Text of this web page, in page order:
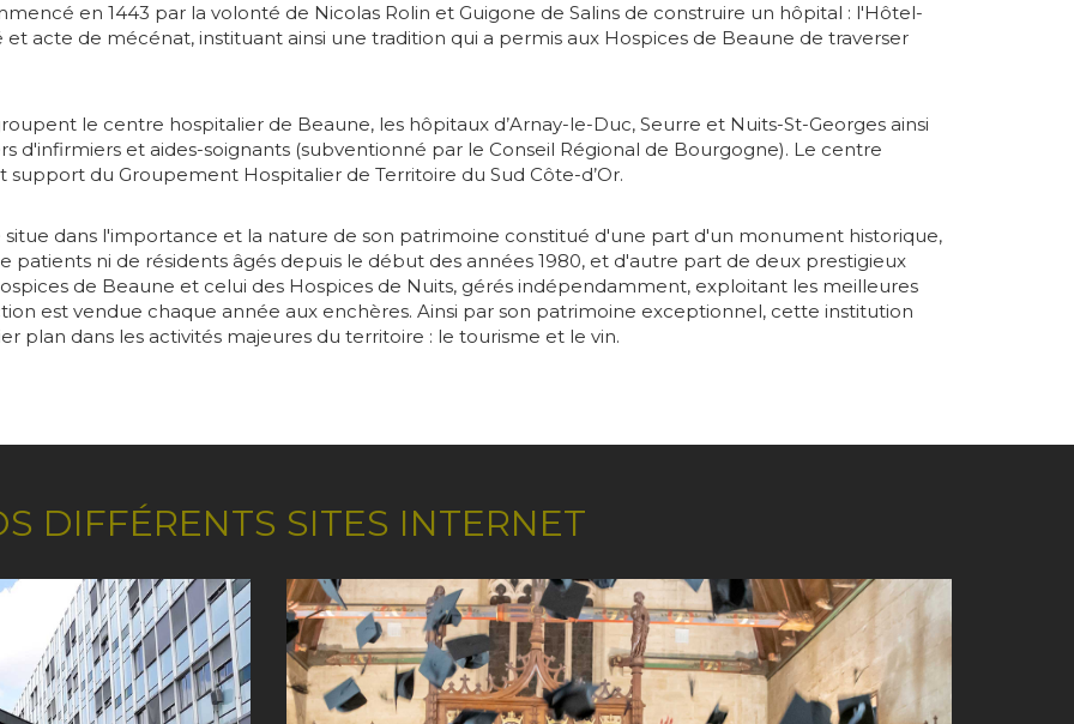
en 1443 par la volonté de Nicolas Rolin et Guigone de Salins de construire un hôpital : l'Hôtel-
acte de mécénat, instituant ainsi une tradition qui a permis aux Hospices de Beaune de traverser
le centre hospitalier de Beaune, les hôpitaux d’Arnay-le-Duc, Seurre et Nuits-St-Georges ainsi
d'infirmiers et aides-soignants (subventionné par le Conseil Régional de Bourgogne). Le centre
du Groupement Hospitalier de Territoire du Sud Côte-d’Or.
dans l'importance et la nature de son patrimoine constitué d'une part d'un monument historique,
patients ni de résidents âgés depuis le début des années 1980, et d'autre part de deux prestigieux
de Beaune et celui des Hospices de Nuits, gérés indépendamment, exploitant les meilleures
est vendue chaque année aux enchères. Ainsi par son patrimoine exceptionnel, cette institution
plan dans les activités majeures du territoire : le tourisme et le vin.
DIFFÉRENTS SITES INTERNET
Image